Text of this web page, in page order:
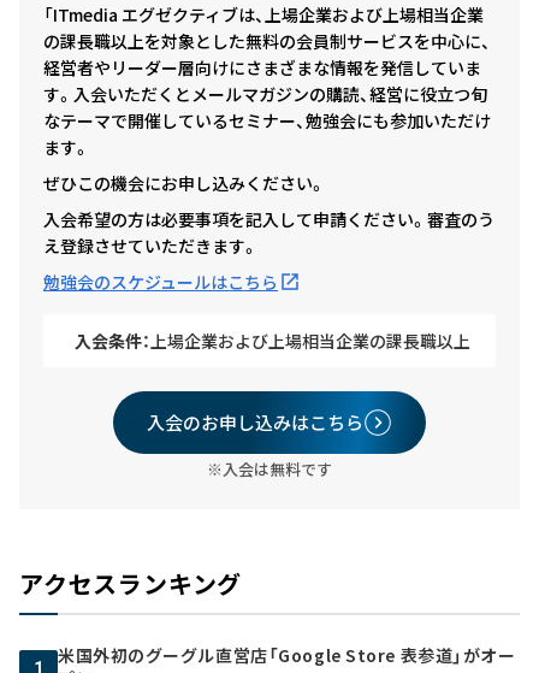
「ITmedia エグゼクティブは、上場企業および上場相当企業
の課長職以上を対象とした無料の会員制サービスを中心に、
経営者やリーダー層向けにさまざまな情報を発信していま
す。入会いただくとメールマガジンの購読、経営に役立つ旬
なテーマで開催しているセミナー、勉強会にも参加いただけ
ます。
ぜひこの機会にお申し込みください。
入会希望の方は必要事項を記入して申請ください。審査のう
え登録させていただきます。
勉強会のスケジュールはこちら
入会条件： 上場企業および上場相当企業の課長職以上
入会のお申し込みはこちら
※入会は無料です
アクセスランキング
1
米国外初のグーグル直営店「Google Store 表参道」がオー